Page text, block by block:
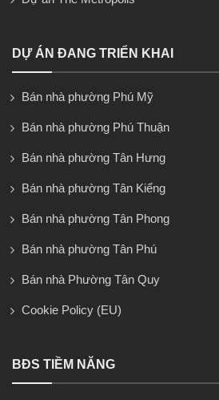
DỰ ÁN ĐANG TRIỂN KHAI
Bán nhà phường Phú Mỹ
Bán nhà phường Phú Thuận
Bán nhà phường Tân Hưng
Bán nhà phường Tân Kiểng
Bán nhà phường Tân Phong
Bán nhà phường Tân Phú
Bán nhà Phường Tân Quy
Cookie Policy (EU)
BĐS TIỀM NĂNG